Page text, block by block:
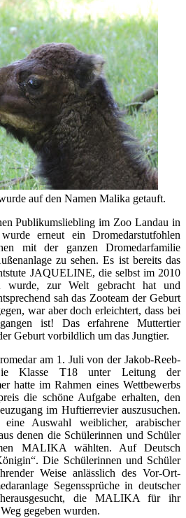
auf den Namen Malika getauft.
Publikumsliebling im Zoo Landau in
erneut ein Dromedarstutfohlen
mit der ganzen Dromedarfamilie
zu sehen. Es ist bereits das
JAQUELINE, die selbst im 2010
wurde, zur Welt gebracht hat und
sah das Zooteam der Geburt
war aber doch erleichtert, dass bei
ist! Das erfahrene Muttertier
Geburt vorbildlich um das Jungtier.
am 1. Juli von der Jakob-Reeb-
Klasse T18 unter Leitung der
hatte im Rahmen eines Wettbewerbs
die schöne Aufgabe erhalten, den
im Huftierrevier auszusuchen.
eine Auswahl weiblicher, arabischer
denen die Schülerinnen und Schüler
MALIKA wählten. Auf Deutsch
Die Schülerinnen und Schüler
Weise anlässlich des Vor-Ort-
Segenssprüche in deutscher
die MALIKA für ihr
gegeben wurden.